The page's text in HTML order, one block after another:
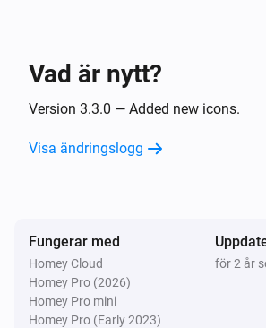
Withings Användare
Fettfri massa har mätts
Withings Användare
Fettkvoten har mätts
Withings Användare
Diastoliskt blodtryck har mätts
Vad är nytt?
Version 3.3.0 — Added new icons.
Visa ändringslogg
Fungerar med
Homey Cloud
Homey Pro (2026)
Homey Pro mini
Homey Pro (Early 2023)
för 2 år